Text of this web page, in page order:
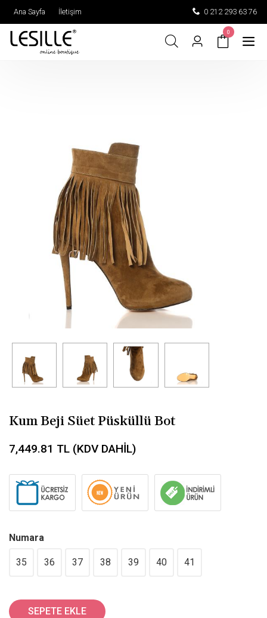
Ana Sayfa İletişim 0 212 293 63 76
0
Kum Beji Süet Püsküllü Bot
7,449.81 TL (KDV DAHİL)
Numara
35 36 37 38 39 40 41
SEPETE EKLE